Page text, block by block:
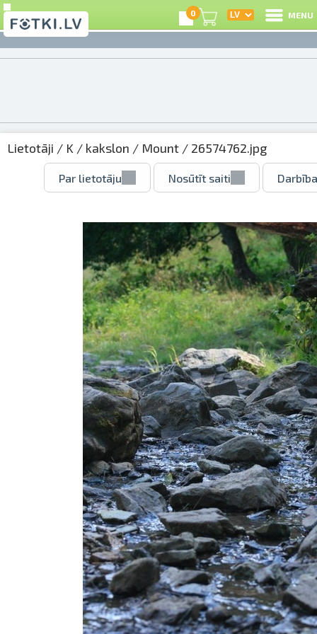
0 MENU
Lietotāji / K / kakslon / Mount / 26574762.jpg
Par lietotāju Nosūtīt saiti